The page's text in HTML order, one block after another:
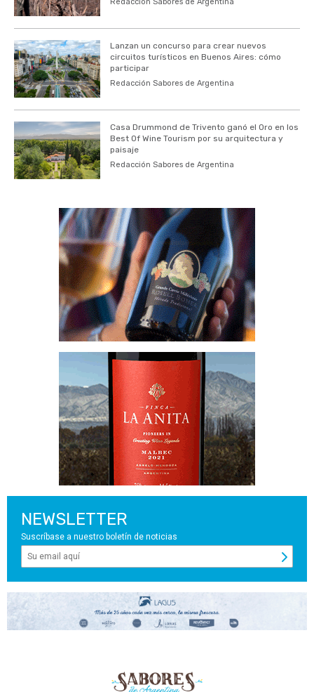
Redacción Sabores de Argentina
Lanzan un concurso para crear nuevos
circuitos turísticos en Buenos Aires: cómo
participar
Redacción Sabores de Argentina
Casa Drummond de Trivento ganó el Oro en los
Best Of Wine Tourism por su arquitectura y
paisaje
Redacción Sabores de Argentina
NEWSLETTER
Suscríbase a nuestro boletín de noticias